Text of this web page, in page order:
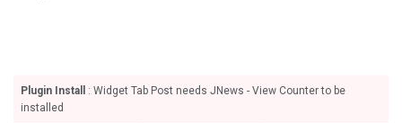
Plugin Install
: Widget Tab Post needs JNews - View Counter to be
installed